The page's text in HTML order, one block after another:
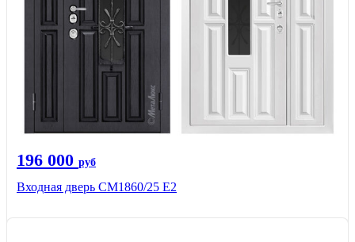
196 000 руб
Входная дверь СМ1860/25 Е2